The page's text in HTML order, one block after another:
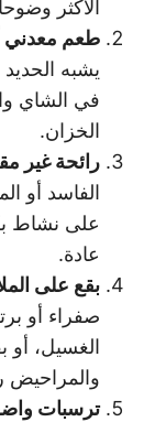
الأكثر
طعم معدني
يشبه
في الشاي
الخزان.
رائحة غير
الفاسد أو
على نشاط
عادة.
بقع على
صفراء أو
الغسيل،
والمراحيض
ترسبات